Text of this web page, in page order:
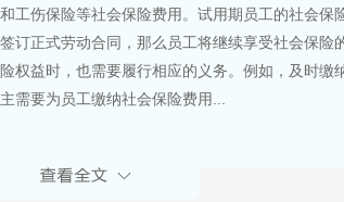
工伤保险等社会保险费用。试用期员工的社会保
订正式劳动合同，那么员工将继续享受社会保险
权益时，也需要履行相应的义务。例如，及时缴
需要为员工缴纳社会保险费用...